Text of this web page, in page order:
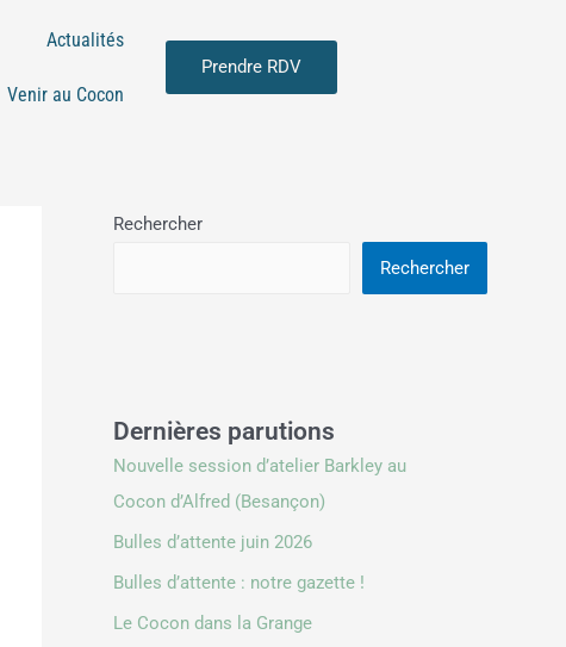
Actualités
Venir au Cocon
Prendre RDV
Rechercher
Rechercher
Dernières parutions
Nouvelle session d’atelier Barkley au
Cocon d’Alfred (Besançon)
Bulles d’attente juin 2026
Bulles d’attente : notre gazette !
Le Cocon dans la Grange